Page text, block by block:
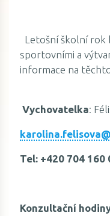
Letošní školní rok
sportovními a
informace
Vychovatelka:
Tel: +420 704 160
Konzultační